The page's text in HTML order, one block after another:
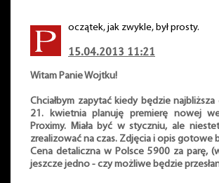
oczątek, jak zwykle, był prosty.
15.04.2013 11:21
Witam Panie Wojtku!
Chciałbym zapytać kiedy będzie najbliższa
21. kwietnia planuję premierę nowej
Proximy. Miała być w styczniu, ale
zrealizować na czas. Zdjęcia i opis gotowe
Cena detaliczna w Polsce 5900 za parę,
jeszcze jedno - czy możliwe będzie